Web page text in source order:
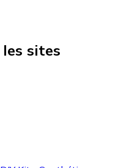
sites